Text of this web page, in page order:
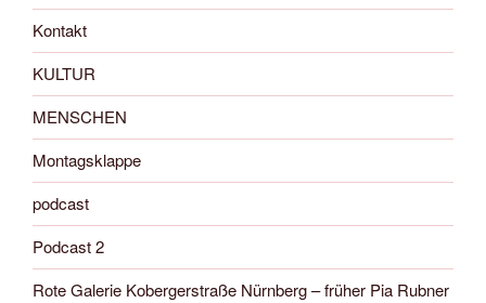
Kontakt
KULTUR
MENSCHEN
Montagsklappe
podcast
Podcast 2
Rote Galerie Kobergerstraße Nürnberg – früher Pia Rubner